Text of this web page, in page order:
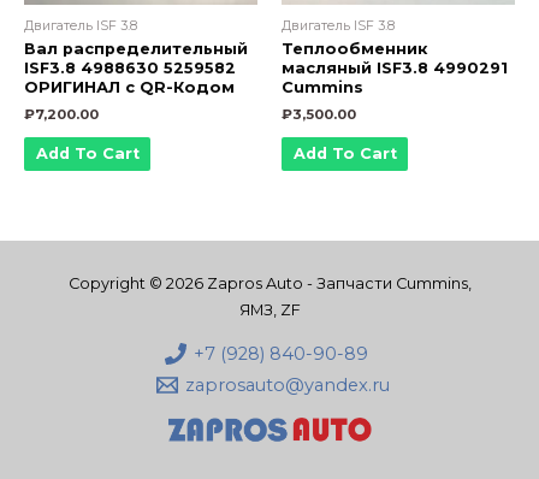
Двигатель ISF 3.8
Вал распределительный
ISF3.8 4988630 5259582
ОРИГИНАЛ с QR-Кодом
₽7,200.00
Add To Cart
Двигатель ISF 3.8
Теплообменник
масляный ISF3.8 4990291
Cummins
₽3,500.00
Add To Cart
Copyright © 2026 Zapros Auto - Запчасти Cummins,
ЯМЗ, ZF
+7 (928) 840-90-89
zaprosauto@yandex.ru